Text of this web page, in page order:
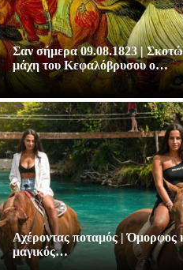
Σαν σήμερα 09.08.1823 |
μάχη του Κεφαλόβρυσου ο…
Αχέροντας ποταμός | Όμορφος
μαγικός…